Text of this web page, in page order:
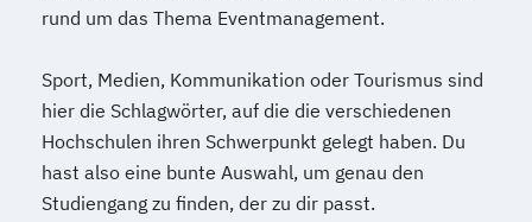
rund um das Thema Eventmanagement.
Sport, Medien, Kommunikation oder Tourismus sind
hier die Schlagwörter, auf die die verschiedenen
Hochschulen ihren Schwerpunkt gelegt haben. Du
hast also eine bunte Auswahl, um genau den
Studiengang zu finden, der zu dir passt.